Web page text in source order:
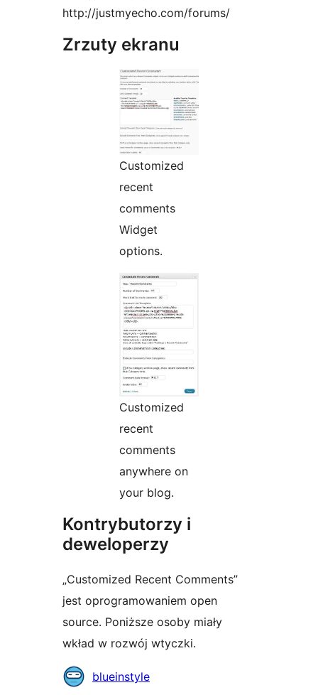
http://justmyecho.com/forums/
Zrzuty ekranu
Customized
recent
comments
Widget
options.
Customized
recent
comments
anywhere on
your blog.
Kontrybutorzy i
deweloperzy
„Customized Recent Comments”
jest oprogramowaniem open
source. Poniższe osoby miały
wkład w rozwój wtyczki.
Zaangażowani
blueinstyle